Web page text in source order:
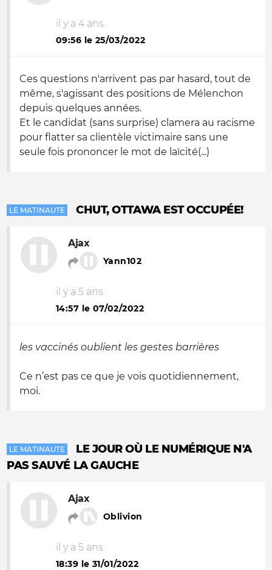
il y a 4 ans
09:56 le 25/03/2022
Ces questions n'arrivent pas par hasard, tout de
même, s'agissant des positions de Mélenchon
depuis quelques années.
Et le candidat (sans surprise) clamera au racisme
pour flatter sa clientèle victimaire sans une
seule fois prononcer le mot de laïcité(...)
LE MATINAUTE CHUT, OTTAWA EST OCCUPÉE!
Ajax
Yann102
il y a 5 ans
14:57 le 07/02/2022
les vaccinés oublient les gestes barrières
Ce n’est pas ce que je vois quotidiennement,
moi.
LE MATINAUTE
LE JOUR OÙ LE NUMÉRIQUE N'A
PAS SAUVÉ LA GAUCHE
Ajax
Oblivion
il y a 5 ans
18:39 le 31/01/2022